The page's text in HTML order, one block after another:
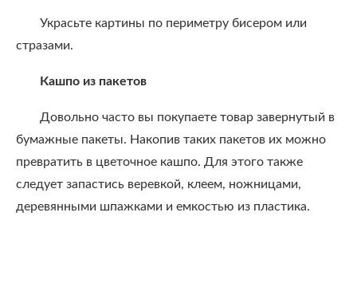
Украсьте картины по периметру бисером или
стразами.
Кашпо из пакетов
Довольно часто вы покупаете товар завернутый в
бумажные пакеты. Накопив таких пакетов их можно
превратить в цветочное кашпо. Для этого также
следует запастись веревкой, клеем, ножницами,
деревянными шпажками и емкостью из пластика.